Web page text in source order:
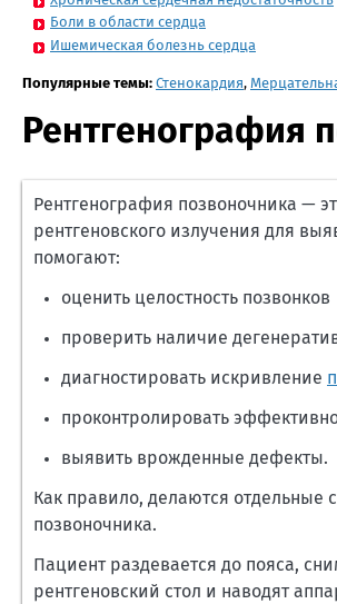
Боли в области сердца
Ишемическая болезнь сердца
Популярные темы: Стенокардия,
Рентгенография
Рентгенография позвоночника —
рентгеновского излучения для
помогают:
оценить целостность позвонков
проверить наличие
диагностировать искривление
проконтролировать
выявить врожденные дефекты.
Как правило, делаются отдельные
позвоночника.
Пациент раздевается до пояса,
рентгеновский стол и наводят